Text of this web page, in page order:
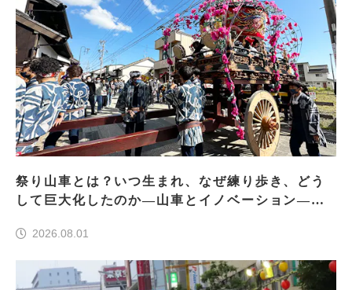
祭り山車とは？いつ生まれ、なぜ練り歩き、どう
して巨大化したのか―山車とイノベーション―＜
2026.08.01